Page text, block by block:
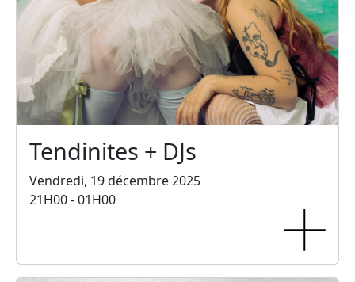
Tendinites + DJs
Vendredi, 19 décembre 2025
21H00 - 01H00